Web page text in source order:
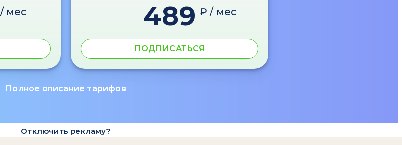
мес 489 ₽ / мес
ПОДПИСАТЬСЯ
Полное описание тарифов
Отключить рекламу?